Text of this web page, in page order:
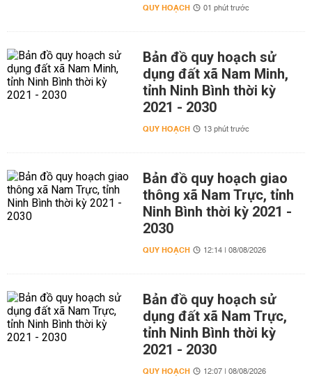
QUY HOẠCH 01 phút trước
Bản đồ quy hoạch sử
dụng đất xã Nam Minh,
tỉnh Ninh Bình thời kỳ
2021 - 2030
QUY HOẠCH 13 phút trước
Bản đồ quy hoạch giao
thông xã Nam Trực, tỉnh
Ninh Bình thời kỳ 2021 -
2030
QUY HOẠCH 12:14 | 08/08/2026
Bản đồ quy hoạch sử
dụng đất xã Nam Trực,
tỉnh Ninh Bình thời kỳ
2021 - 2030
QUY HOẠCH 12:07 | 08/08/2026